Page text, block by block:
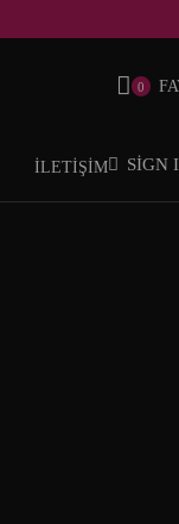
0
İLETİŞİM SIGN